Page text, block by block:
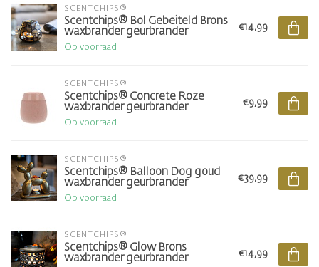
SCENTCHIPS®
Scentchips® Bol Gebeiteld Brons
waxbrander geurbrander
Op voorraad
€14,99
SCENTCHIPS®
Scentchips® Concrete Roze
waxbrander geurbrander
Op voorraad
€9,99
SCENTCHIPS®
Scentchips® Balloon Dog goud
waxbrander geurbrander
Op voorraad
€39,99
SCENTCHIPS®
Scentchips® Glow Brons
waxbrander geurbrander
€14,99